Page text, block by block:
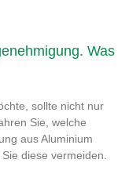
Was
sollte nicht nur
Sie, welche
aus Aluminium
diese vermeiden.